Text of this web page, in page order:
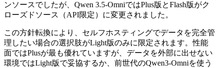
ンソースでしたが、Qwen 3.5-OmniではPlus版とFlash版がク
ローズドソース（API限定）に変更されました。
この方針転換により、セルフホスティングでデータを完全管
理したい場合の選択肢がLight版のみに限定されます。性能
面ではPlusが最も優れていますが、データを外部に出せない
環境ではLight版で妥協するか、前世代のQwen3-Omniを使う